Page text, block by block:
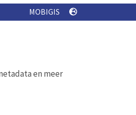
MOBIGIS
en meer